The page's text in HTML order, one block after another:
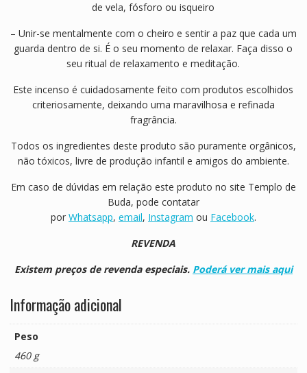
de vela, fósforo ou isqueiro
– Unir-se mentalmente com o cheiro e sentir a paz que cada um
guarda dentro de si. É o seu momento de relaxar. Faça disso o
seu ritual de relaxamento e meditação.
Este incenso é cuidadosamente feito com produtos escolhidos
criteriosamente, deixando uma maravilhosa e refinada
fragrância.
Todos os ingredientes deste produto são puramente orgânicos,
não tóxicos, livre de produção infantil e amigos do ambiente.
Em caso de dúvidas em relação este produto no site Templo de
Buda, pode contatar
por Whatsapp, email, Instagram ou Facebook.
REVENDA
Existem preços de revenda especiais. Poderá ver mais aqui
Informação adicional
Peso
460 g